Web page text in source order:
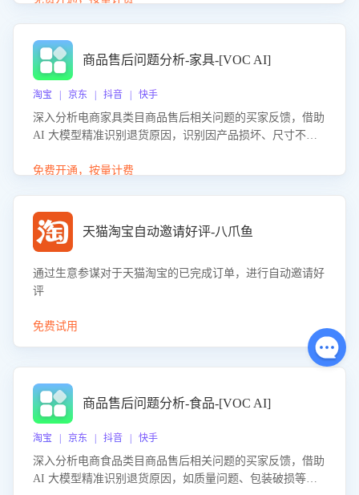
商品售后问题分析-家具-[VOC AI]
淘宝 | 京东 | 抖音 | 快手
深入分析电商家具类目商品售后相关问题的买家反馈，借助
AI 大模型精准识别退货原因，识别因产品损坏、尺寸不符
力商家优化产品或服务，实现销售额的显著提升。
免费开通，按量计费
天猫淘宝自动邀请好评-八爪鱼
通过生意参谋对于天猫淘宝的已完成订单，进行自动邀请好
评
免费试用
商品售后问题分析-食品-[VOC AI]
淘宝 | 京东 | 抖音 | 快手
深入分析电商食品类目商品售后相关问题的买家反馈，借助
AI 大模型精准识别退货原因，如质量问题、包装破损等，